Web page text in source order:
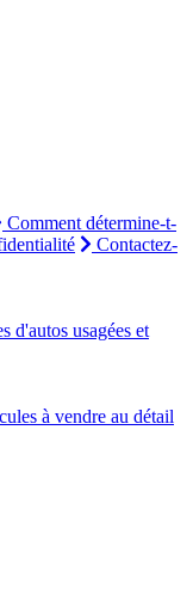
Comment détermine-t-
Contactez-
d'autos usagées et
à vendre au détail